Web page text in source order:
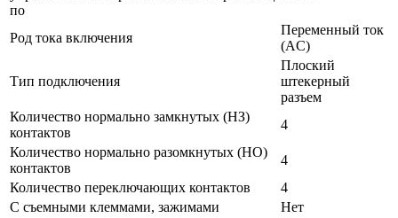
по
Род тока включения
Переменный ток
(AC)
Тип подключения
Плоский
штекерный
разъем
Количество нормально замкнутых (НЗ)
контактов
4
Количество нормально разомкнутых (НО)
контактов
4
Количество переключающих контактов
4
С съемными клеммами, зажимами
Нет